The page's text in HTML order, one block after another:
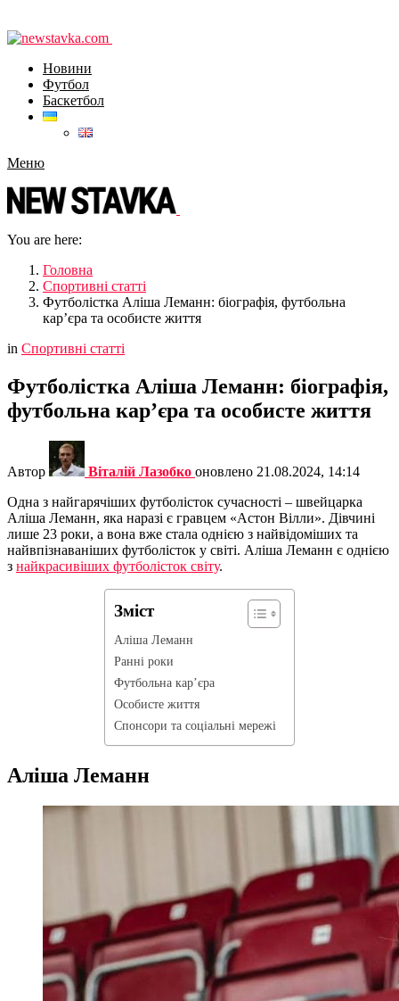
Новини
Футбол
Баскетбол
Меню
You are here:
Головна
Спортивні статті
Футболістка Аліша Леманн: біографія, футбольна
кар’єра та особисте життя
in Спортивні статті
Футболістка Аліша Леманн: біографія,
футбольна кар’єра та особисте життя
Автор Віталій Лазобко оновлено 21.08.2024, 14:14
Одна з найгарячіших футболісток сучасності – швейцарка
Аліша Леманн, яка наразі є гравцем «Астон Вілли». Дівчині
лише 23 роки, а вона вже стала однією з найвідоміших та
найвпізнаваніших футболісток у світі. Аліша Леманн є однією
з найкрасивіших футболісток світу.
Зміст
Аліша Леманн
Ранні роки
Футбольна кар’єра
Особисте життя
Спонсори та соціальні мережі
Аліша Леманн